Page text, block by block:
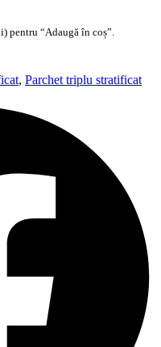
pentru “Adaugă în coș”.
, Parchet triplu stratificat